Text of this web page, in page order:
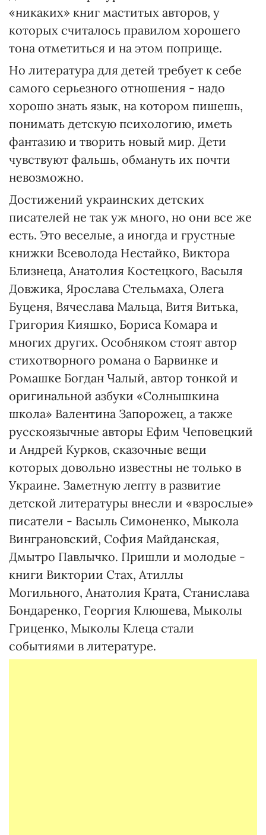
«никаких» книг маститых авторов, у
которых считалось правилом хорошего
тона отметиться и на этом поприще.
Но литература для детей требует к себе
самого серьезного отношения - надо
хорошо знать язык, на котором пишешь,
понимать детскую психологию, иметь
фантазию и творить новый мир. Дети
чувствуют фальшь, обмануть их почти
невозможно.
Достижений украинских детских
писателей не так уж много, но они все же
есть. Это веселые, а иногда и грустные
книжки Всеволода Нестайко, Виктора
Близнеца, Анатолия Костецкого, Васыля
Довжика, Ярослава Стельмаха, Олега
Буценя, Вячеслава Мальца, Витя Витька,
Григория Кияшко, Бориса Комара и
многих других. Особняком стоят автор
стихотворного романа о Барвинке и
Ромашке Богдан Чалый, автор тонкой и
оригинальной азбуки «Солнышкина
школа» Валентина Запорожец, а также
русскоязычные авторы Ефим Чеповецкий
и Андрей Курков, сказочные вещи
которых довольно известны не только в
Украине. Заметную лепту в развитие
детской литературы внесли и «взрослые»
писатели - Васыль Симоненко, Мыкола
Винграновский, София Майданская,
Дмытро Павлычко. Пришли и молодые -
книги Виктории Стах, Атиллы
Могильного, Анатолия Крата, Станислава
Бондаренко, Георгия Клюшева, Мыколы
Гриценко, Мыколы Клеца стали
событиями в литературе.